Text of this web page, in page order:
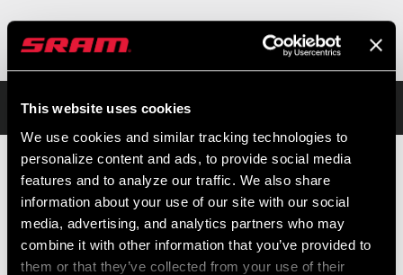
This website uses cookies
We use cookies and similar tracking technologies to
personalize content and ads, to provide social media
features and to analyze our traffic. We also share
information about your use of our site with our social
media, advertising, and analytics partners who may
combine it with other information that you’ve provided to
them or that they’ve collected from your use of their
Übersicht
Der SRAM Akku ist die Energiequelle für alle eTap®- und AXS™-
Komponenten. Die Akku-Einheit ist für eTap® AXS™-Schaltwerke
und -Umwerfer, aber auch für Eagle AXS™-Schaltwerke und die
RockShox Reverb AXS™-Dropper-Sattelstütze geeignet.
MEHR DAZU